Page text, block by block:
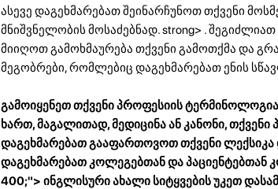
ასევე დაგეხმარებათ შეინარჩუნოთ თქვენი
მნიშვნელობის მოსაძებნად. strong> .
მიიღოთ გამოხმაურება თქვენი გამოთქმა და
მეგობრები, რომლებიც დაგეხმარებათ ენის
გამოიყენეთ თქვენი პროფესიის
ხართ, მაგალითად, მედიცინა ან კანონი,
დაგეხმარებათ გააფართოვოთ თქვენი ლექსიკა
დაგეხმარებათ კოლეგებთან და პაციენტებთან
400;"> ინგლისური ახალი სიტყვების უკეთ